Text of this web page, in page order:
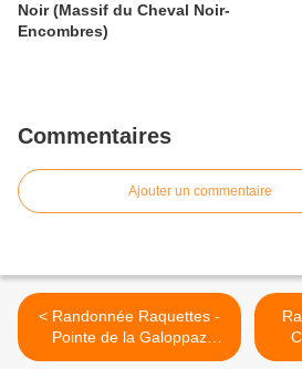
Noir (Massif du Cheval Noir-
Encombres)
Commentaires
Ajouter un commentaire
< Randonnée Raquettes -
Pointe de la Galoppaz
(Bauges)